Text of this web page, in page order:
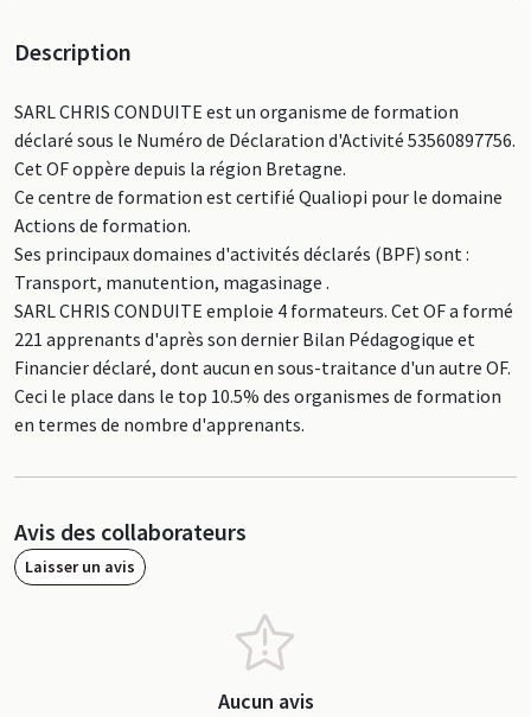
Description
SARL CHRIS CONDUITE est un organisme de formation
déclaré sous le Numéro de Déclaration d'Activité 53560897756.
Cet OF oppère depuis la région Bretagne.
Ce centre de formation est certifié Qualiopi pour le domaine
Actions de formation.
Ses principaux domaines d'activités déclarés (BPF) sont :
Transport, manutention, magasinage .
SARL CHRIS CONDUITE emploie 4 formateurs. Cet OF a formé
221 apprenants d'après son dernier Bilan Pédagogique et
Financier déclaré, dont aucun en sous-traitance d'un autre OF.
Ceci le place dans le top 10.5% des organismes de formation
en termes de nombre d'apprenants.
Avis des collaborateurs
Laisser un avis
Aucun avis